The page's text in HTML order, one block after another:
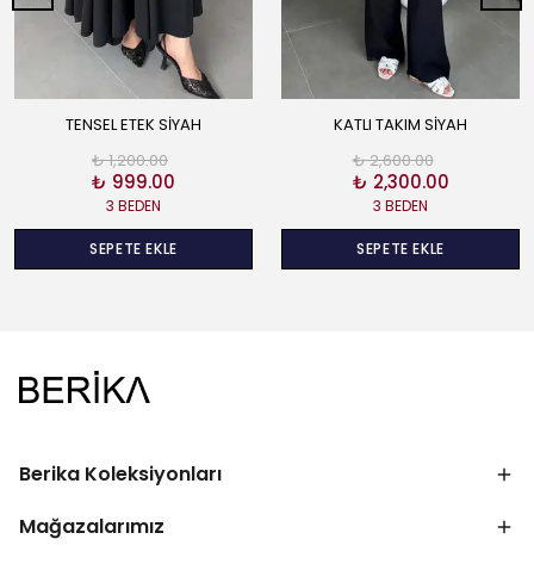
TENSEL ETEK SİYAH
₺ 1,200.00
₺ 999.00
3 BEDEN
SEPETE EKLE
KATLI TAKIM SİYAH
₺ 2,600.00
₺ 2,300.00
3 BEDEN
SEPETE EKLE
Berika Koleksiyonları
Mağazalarımız